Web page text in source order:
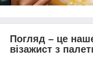
Погляд – це
візажист з